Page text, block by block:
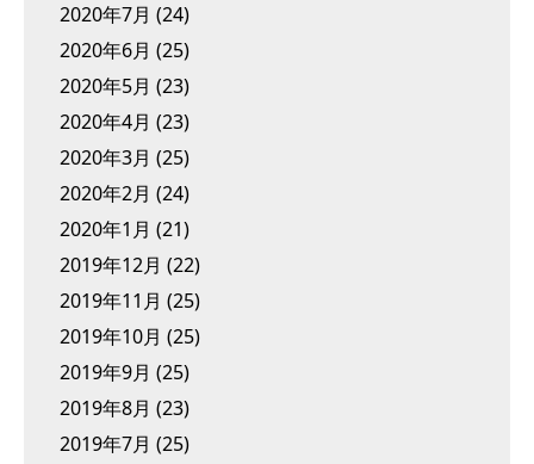
2020年7月 (24)
2020年6月 (25)
2020年5月 (23)
2020年4月 (23)
2020年3月 (25)
2020年2月 (24)
2020年1月 (21)
2019年12月 (22)
2019年11月 (25)
2019年10月 (25)
2019年9月 (25)
2019年8月 (23)
2019年7月 (25)